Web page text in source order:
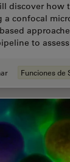
discover how
confocal
to
Funciones de